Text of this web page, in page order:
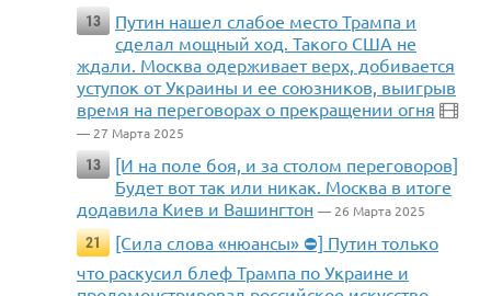
13
Путин нашел слабое место Трампа и
сделал мощный ход. Такого США не
ждали. Москва одерживает верх, добивается
уступок от Украины и ее союзников, выигрыв
время на переговорах о прекращении огня
— 27 Марта 2025
13
[И на поле боя, и за столом переговоров]
Будет вот так или никак. Москва в итоге
додавила Киев и Вашингтон — 26 Марта 2025
21
[Сила слова «нюансы» ⛔] Путин только
что раскусил блеф Трампа по Украине и